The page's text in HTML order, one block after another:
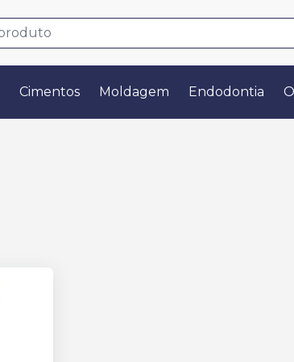
Cimentos Moldagem Endodontia